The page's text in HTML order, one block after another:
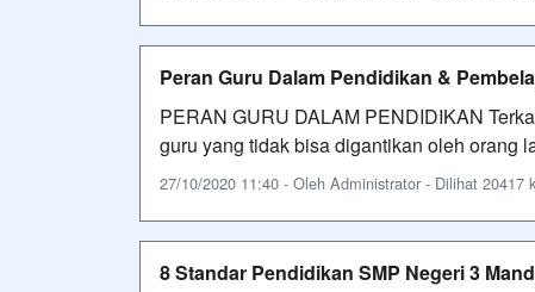
Peran Guru Dalam Pendidikan &
PERAN GURU DALAM PENDIDIKAN
guru yang tidak bisa digantikan oleh orang
27/10/2020 11:40 - Oleh Administrator - Dilihat 20417
8 Standar Pendidikan SMP Negeri 3